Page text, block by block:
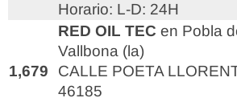
Horario: L-D: 24H
1,679
RED OIL TEC en Pobla
Vallbona (la)
CALLE POETA
46185